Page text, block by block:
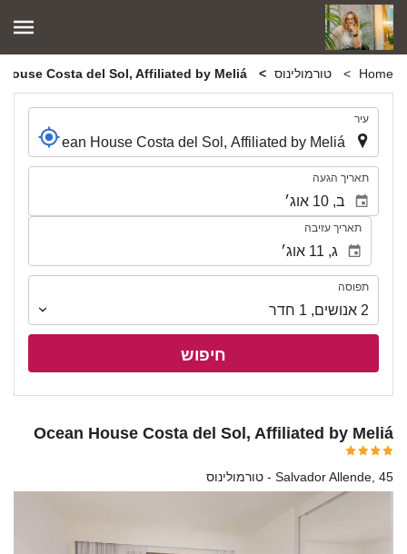
Home טורמולינוס
עיר
תאריך הגעה
תאריך עזיבה
תפוסה
תפוסה
2 אנושים,
1 חדר
חיפוש
Ocean House Costa del Sol, Affiliated by Meliá
Salvador Allende, 45 - טורמולינוס